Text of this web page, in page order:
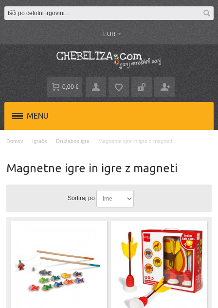
EUR
0,00 €
MENU
Domov Igrače Družabne igre Magnetne igre in igre z magneti
Magnetne igre in igre z magneti
Sortiraj po